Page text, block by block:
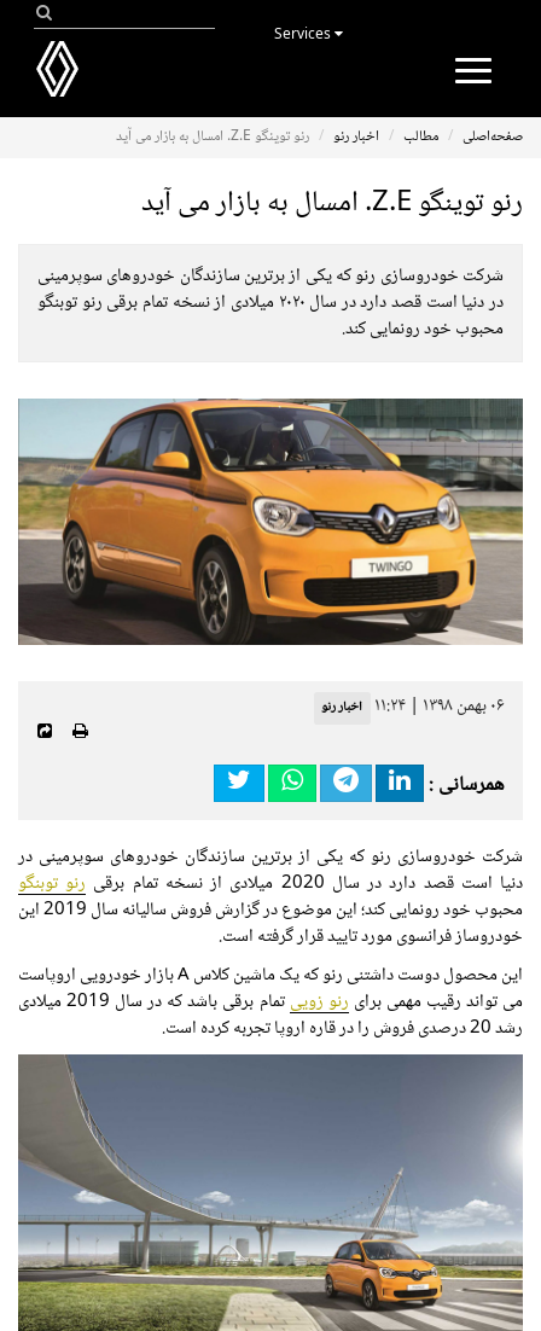
Toggle
صفحه‌اصلی مطالب اخبار رنو رنو توینگو Z.E. امسال به بازار می آید
رنو توینگو Z.E. امسال به بازار می آید
شرکت خودروسازی رنو که یکی از برترین سازندگان خودروهای سوپرمینی
در دنیا است قصد دارد در سال ۲۰۲۰ میلادی از نسخه تمام برقی رنو توبنگو
محبوب خود رونمایی کند.
۰۶ بهمن ۱۳۹۸ | ۱۱:۲۴ اخبار رنو
همرسانی :
شرکت خودروسازی رنو که یکی از برترین سازندگان خودروهای سوپرمینی در
دنیا است قصد دارد در سال 2020 میلادی از نسخه تمام برقی
رنو توبنگو
محبوب خود رونمایی کند؛ این موضوع در گزارش فروش سالیانه سال 2019 این
خودروساز فرانسوی مورد تایید قرار گرفته است.
این محصول دوست داشتنی رنو که یک ماشین کلاس A بازار خودرویی اروپاست
می تواند رقیب مهمی برای رنو زویی
تمام برقی باشد که در سال 2019 میلادی
رشد 20 درصدی فروش را در قاره اروپا تجربه کرده است.